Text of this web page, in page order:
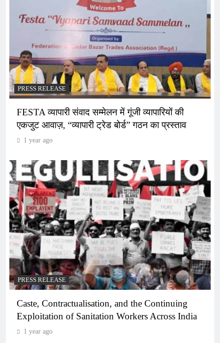
PRESS RELEASE
FESTA व्यापारी संवाद सम्मेलन में गूंजी व्यापारियों की
एकजुट आवाज़, “व्यापारी ट्रेड बोर्ड” गठन का प्रस्ताव
1 year ago
PRESS RELEASE
Caste, Contractualisation, and the Continuing
Exploitation of Sanitation Workers Across India
1 year ago